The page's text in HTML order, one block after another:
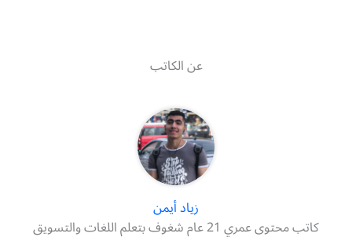
عن الكاتب
زياد أيمن
كاتب محتوى عمري 21 عام شغوف بتعلم اللغات والتسويق